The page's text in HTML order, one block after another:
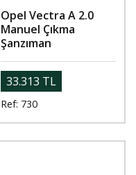
Opel Vectra A 2.0
Manuel Çıkma
Şanzıman
33.313 TL
Ref: 730